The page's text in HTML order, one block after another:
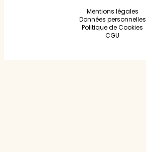
Mentions légales
Données personnelles
Politique de Cookies
CGU